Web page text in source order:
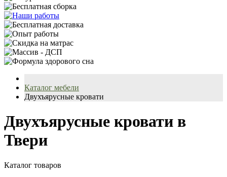
Каталог мебели
Двухъярусные кровати
Двухъярусные кровати в
Твери
Каталог товаров